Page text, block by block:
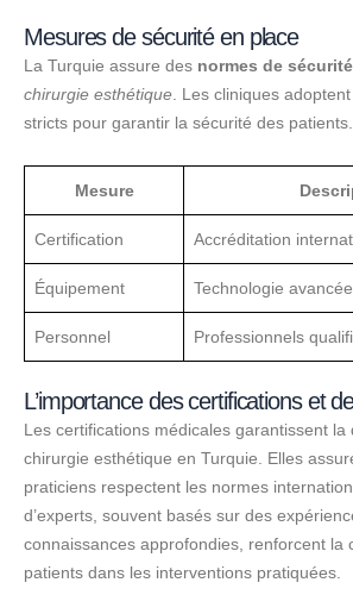
Mesures de sécurité en place
La Turquie assure des normes de sécurité
chirurgie esthétique . Les cliniques
stricts pour garantir la sécurité des patients.
Mesure
Certification Accréditation
Équipement Technologie avancée
Personnel Professionnels
L’importance des certifications et
Les certifications médicales garantissent la
chirurgie esthétique en Turquie. Elles
praticiens respectent les normes
d’experts, souvent basés sur des
connaissances approfondies, renforcent la
patients dans les interventions pratiquées.